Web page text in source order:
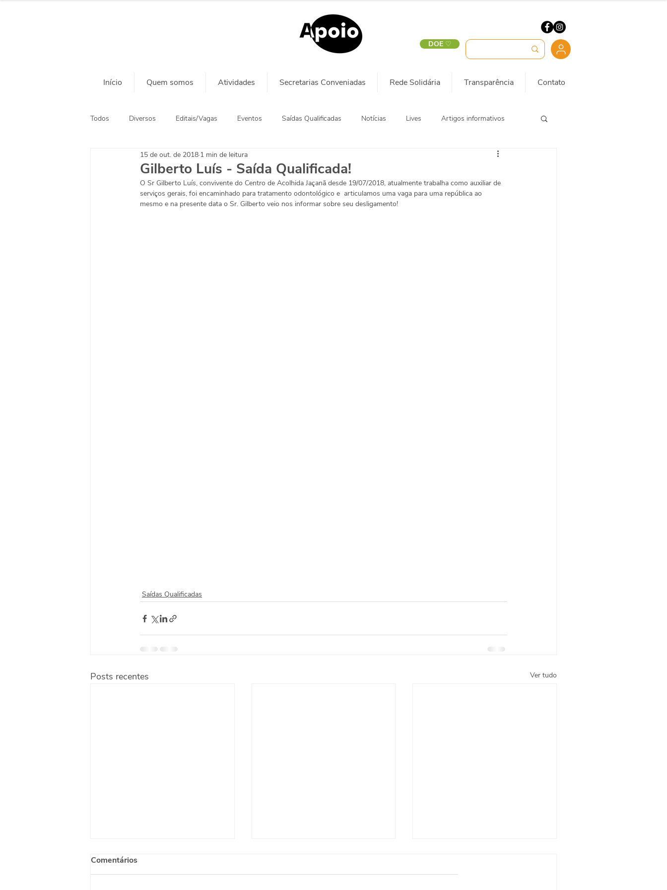
DOE ♡
Início Quem somos Atividades Secretarias Conveniadas Rede Solidária Transparência Contato
Todos Diversos Editais/Vagas Eventos Saídas Qualificadas Notícias Lives Artigos informativos
Ação Social Habitação
Gilberto Luís - Saída Qualificada!
15 de out. de 2018 1 min de leitura
O Sr Gilberto Luís, convivente do Centro de Acolhida Jaçanã desde 19/07/2018, atualmente trabalha como auxiliar de
serviços gerais, foi encaminhado para tratamento odontológico e  articulamos uma vaga para uma república ao
mesmo e na presente data o Sr. Gilberto veio nos informar sobre seu desligamento!
Saídas Qualificadas
Posts recentes Ver tudo
Comentários